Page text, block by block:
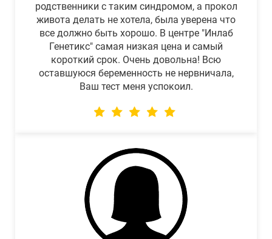
родственники с таким синдромом, а прокол
живота делать не хотела, была уверена что
все должно быть хорошо. В центре "Инлаб
Генетикс" самая низкая цена и самый
короткий срок. Очень довольна! Всю
оставшуюся беременность не нервничала,
Ваш тест меня успокоил.